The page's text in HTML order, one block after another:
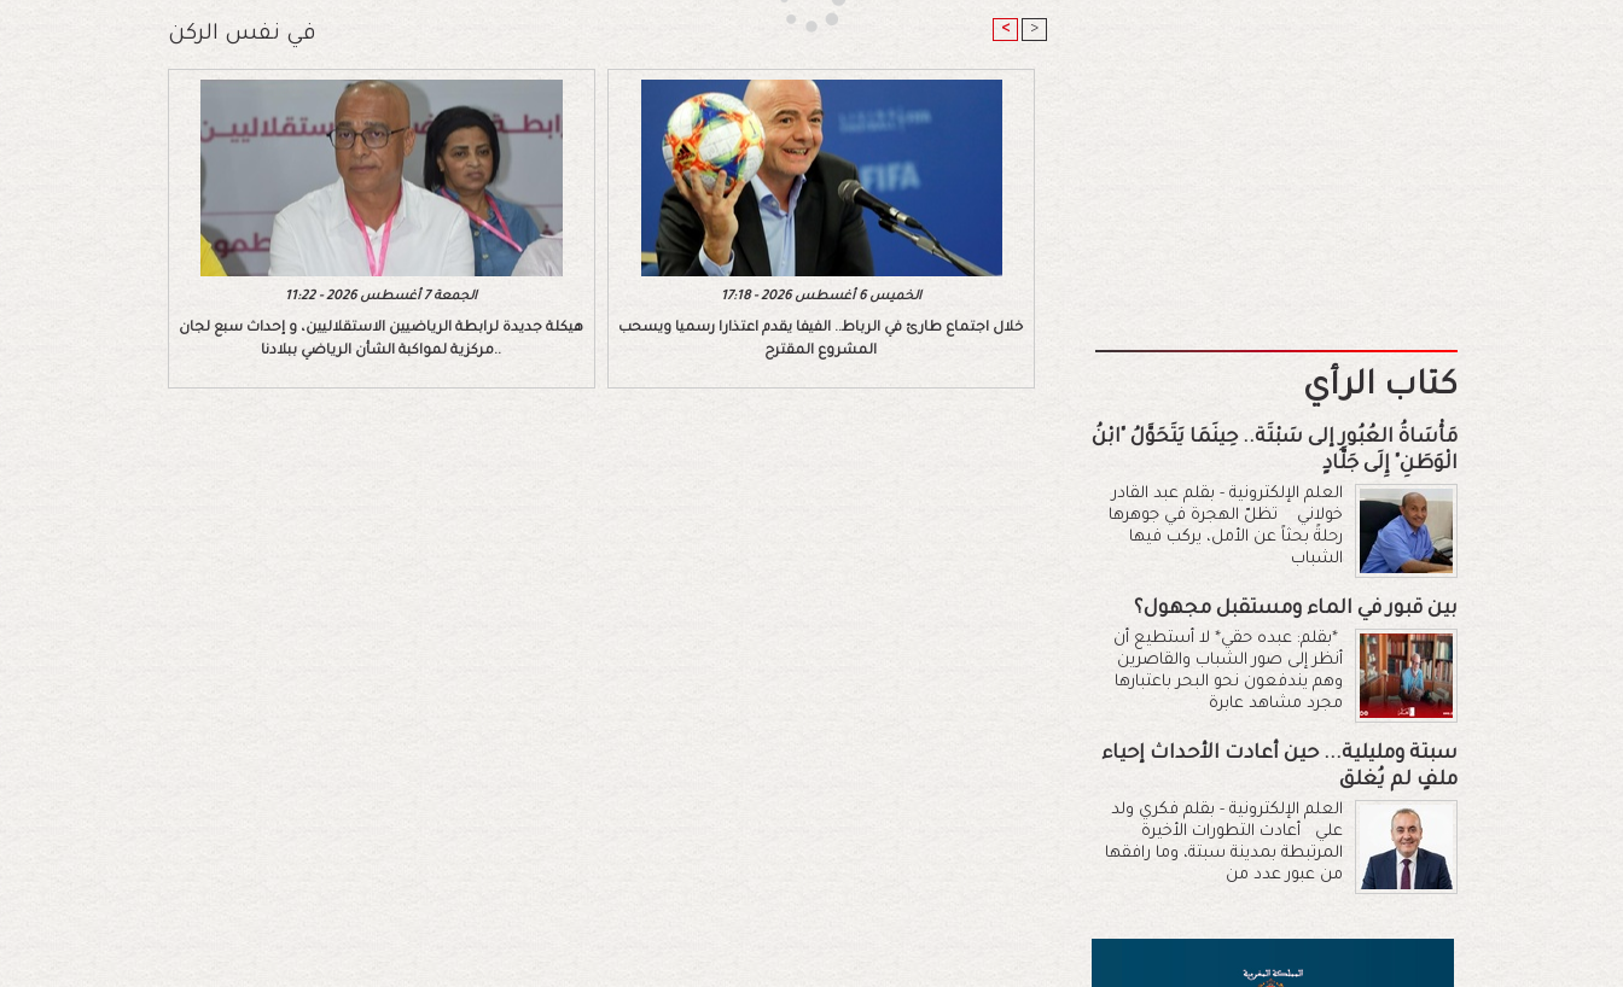
في نفس الركن < >
الجمعة 7 أغسطس 2026 - 11:22
هيكلة جديدة لرابطة الرياضيين الاستقلاليين، و إحداث سبع لجان
مركزية لمواكبة الشأن الرياضي ببلادنا..
الخميس 6 أغسطس 2026 - 17:18
خلال اجتماع طارئ في الرباط.. الفيفا يقدم اعتذارا رسميا ويسحب
المشروع المقترح
كتاب الرأي
مَأْسَاةُ العُبُورِ إلى سَبْتَة.. حِينَمَا يَتَحَوَّلُ "ابْنُ
الْوَطَنِ" إِلَى جَلَّادٍ
العلم الإلكترونية - بقلم عبد القادر
خولاني تظلّ الهجرة في جوهرها
رحلةً بحثاً عن الأمل، يركب فيها
الشباب
بين قبور في الماء ومستقبل مجهول؟
*بقلم: عبده حقي* لا أستطيع أن
أنظر إلى صور الشباب والقاصرين
وهم يندفعون نحو البحر باعتبارها
مجرد مشاهد عابرة
سبتة ومليلية... حين أعادت الأحداث إحياء
ملفٍ لم يُغلق
العلم الإلكترونية - بقلم فكري ولد
علي أعادت التطورات الأخيرة
المرتبطة بمدينة سبتة، وما رافقها
من عبور عدد من